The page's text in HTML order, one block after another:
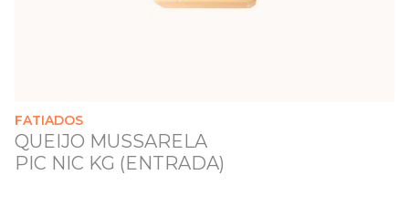
FATIADOS
QUEIJO MUSSARELA
PIC NIC KG (ENTRADA)